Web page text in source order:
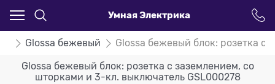
Умная Электрика
Glossa бежевый Glossa бежевый блок: розетка с
Glossa бежевый блок: розетка с заземлением, со
шторками и 3-кл. выключатель GSL000278